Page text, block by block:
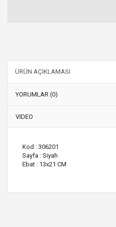
ÜRÜN AÇIKLAMASI
YORUMLAR (0)
VIDEO
Kod : 306201
Sayfa : Siyah
Ebat : 13x21 CM